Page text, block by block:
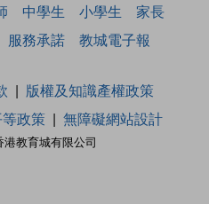
中學生 小學生
家長
服務承諾 教城電子報
教育城有限公司
版權及知識產權政策
政策 無障礙網站設計